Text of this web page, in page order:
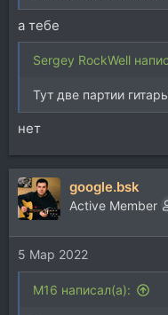
а тебе
Sergey RockWell
Тут две партии
нет
google.bsk
Active Member
5 Мар 2022
M16 написал(а):